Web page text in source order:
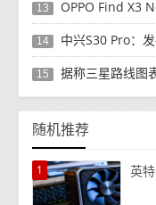
13 OPPO Find X3
14 中兴S30 Pro：
15 据称三星路线图
随机推荐
1 英